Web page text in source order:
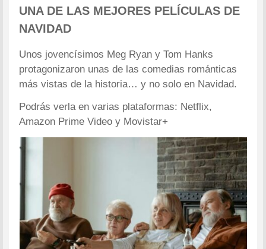
UNA DE LAS MEJORES PELÍCULAS DE
NAVIDAD
Unos jovencísimos Meg Ryan y Tom Hanks
protagonizaron unas de las comedias románticas
más vistas de la historia… y no solo en Navidad.
Podrás verla en varias plataformas: Netflix,
Amazon Prime Video y Movistar+